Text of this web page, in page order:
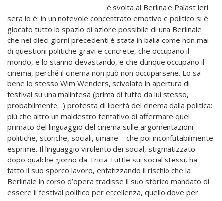
è svolta al Berlinale Palast ieri
sera lo è: in un notevole concentrato emotivo e politico si è
giocato tutto lo spazio di azione possibile di una Berlinale
che nei dieci giorni precedenti è stata in balia come non mai
di questioni politiche gravi e concrete, che occupano il
mondo, e lo stanno devastando, e che dunque occupano il
cinema, perché il cinema non può non occuparsene. Lo sa
bene lo stesso Wim Wenders, scivolato in apertura di
festival su una malintesa (prima di tutto da lui stesso,
probabilmente…) protesta di libertà del cinema dalla politica:
più che altro un maldestro tentativo di affermare quel
primato del linguaggio del cinema sulle argomentazioni –
politiche, storiche, sociali, umane – che poi inconfutabilmente
esprime. Il linguaggio virulento dei social, stigmatizzato
dopo qualche giorno da Tricia Tuttle sui social stessi, ha
fatto il suo sporco lavoro, enfatizzando il rischio che la
Berlinale in corso d’opera tradisse il suo storico mandato di
essere il festival politico per eccellenza, quello dove per